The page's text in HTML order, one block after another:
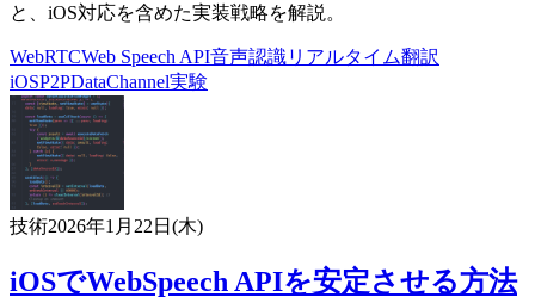
と、iOS対応を含めた実装戦略を解説。
WebRTCWeb Speech API音声認識リアルタイム翻訳
iOSP2PDataChannel実験
技術2026年1月22日(木)
iOSでWebSpeech APIを安定させる方法